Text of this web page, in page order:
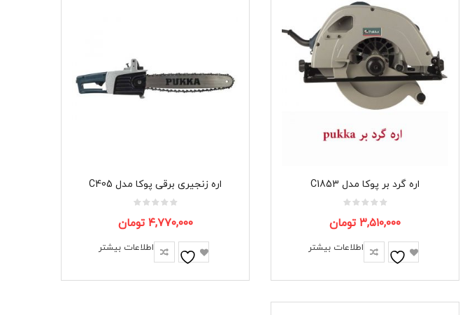
اره گرد بر پوکا مدل C1853
۳,۵۱۰,۰۰۰ تومان
اطلاعات بیشتر
اره زنجیری برقی پوکا مدل C405
۴,۷۷۰,۰۰۰ تومان
اطلاعات بیشتر